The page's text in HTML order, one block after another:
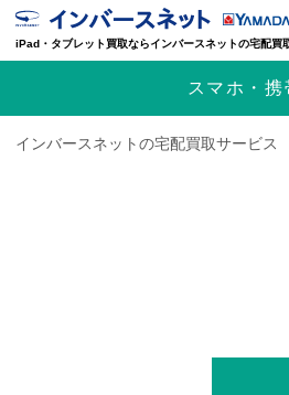
iPad・タブレット買取ならインバースネットの宅配買
スマホ・携
インバースネットの宅配買取サービス